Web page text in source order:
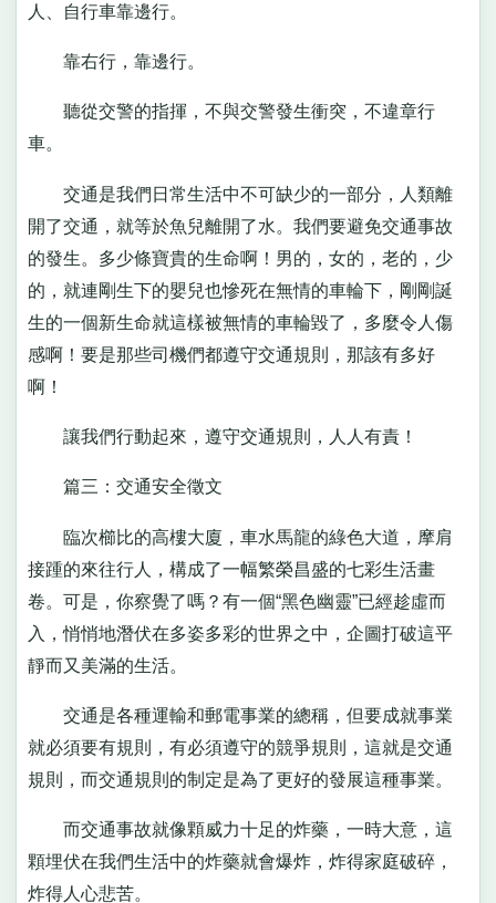
人、自行車靠邊行。
靠右行，靠邊行。
聽從交警的指揮，不與交警發生衝突，不違章行
車。
交通是我們日常生活中不可缺少的一部分，人類離
開了交通，就等於魚兒離開了水。我們要避免交通事故
的發生。多少條寶貴的生命啊！男的，女的，老的，少
的，就連剛生下的嬰兒也慘死在無情的車輪下，剛剛誕
生的一個新生命就這樣被無情的車輪毀了，多麼令人傷
感啊！要是那些司機們都遵守交通規則，那該有多好
啊！
讓我們行動起來，遵守交通規則，人人有責！
篇三：交通安全徵文
臨次櫛比的高樓大廈，車水馬龍的綠色大道，摩肩
接踵的來往行人，構成了一幅繁榮昌盛的七彩生活畫
卷。可是，你察覺了嗎？有一個“黑色幽靈”已經趁虛而
入，悄悄地潛伏在多姿多彩的世界之中，企圖打破這平
靜而又美滿的生活。
交通是各種運輸和郵電事業的總稱，但要成就事業
就必須要有規則，有必須遵守的競爭規則，這就是交通
規則，而交通規則的制定是為了更好的發展這種事業。
而交通事故就像顆威力十足的炸藥，一時大意，這
顆埋伏在我們生活中的炸藥就會爆炸，炸得家庭破碎，
炸得人心悲苦。